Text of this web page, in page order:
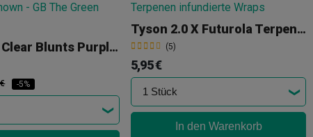
Cyclones Clear Blunts Purple Unknown
-5%
Tyson 2.0 X Futurola Terpenen Infundierte Wraps
(5)
5,95 €
In den Warenkorb